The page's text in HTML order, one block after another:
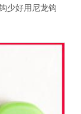
少好用尼龙钩